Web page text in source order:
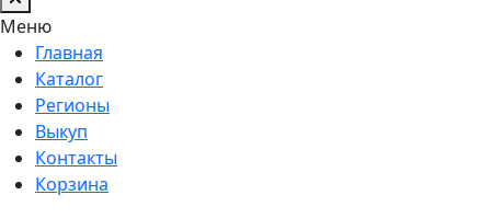
Меню
Главная
Каталог
Регионы
Выкуп
Контакты
Корзина